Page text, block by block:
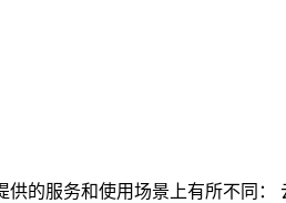
的服务和使用场景上有所不同